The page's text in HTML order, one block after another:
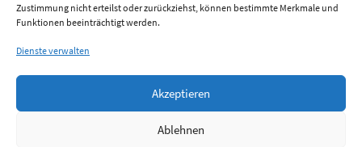
Zustimmung nicht erteilst oder zurückziehst, können bestimmte Merkmale und
Funktionen beeinträchtigt werden.
Dienste verwalten
Akzeptieren
Ablehnen